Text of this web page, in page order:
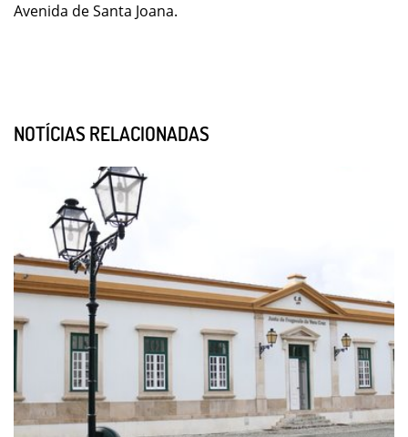
Avenida de Santa Joana.
NOTÍCIAS RELACIONADAS